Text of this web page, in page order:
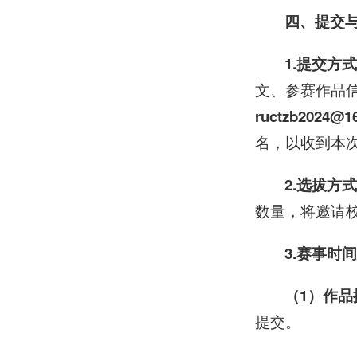
四、提交
1.提交方
文、参赛作品
名，以收到本
2.选拔方
数量，将邀请
3.赛事时
（1）作
提交。